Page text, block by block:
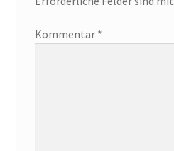
Kommentar *